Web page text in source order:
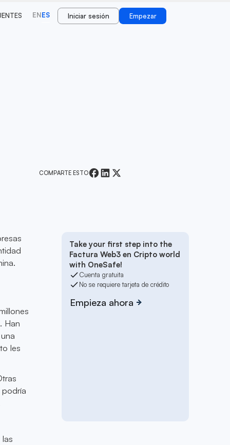
ENES Iniciar sesión Empezar
COMPARTE ESTO
Han
les
Take your first step into the
Factura Web3 en Cripto world
with OneSafe!
Cuenta gratuita
No se requiere tarjeta de crédito
Empieza ahora